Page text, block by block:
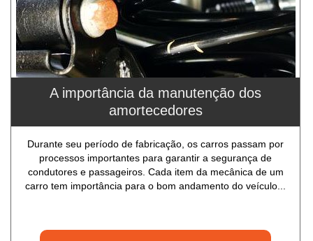
A importância da manutenção dos
amortecedores
Durante seu período de fabricação, os carros passam por
processos importantes para garantir a segurança de
condutores e passageiros. Cada item da mecânica de um
carro tem importância para o bom andamento do veículo...